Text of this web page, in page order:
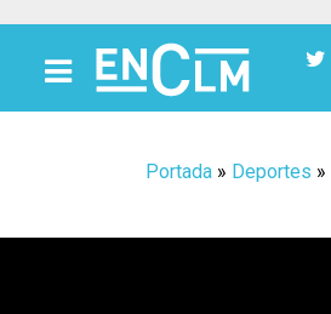
Portada» Deportes »